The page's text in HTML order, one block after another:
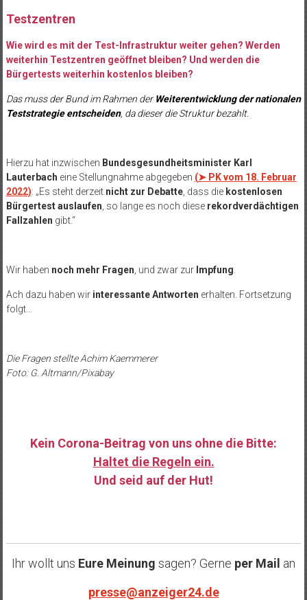
Testzentren
Wie wird es mit der Test-Infrastruktur weiter gehen? Werden
weiterhin Testzentren geöffnet bleiben? Und werden die
Bürgertests weiterhin kostenlos bleiben?
Das muss der Bund im Rahmen derWeiterentwicklung der nationalen
Teststrategie entscheiden, da dieser die Struktur bezahlt.
Hierzu hat inzwischen Bundesgesundheitsminister Karl
Lauterbach eine Stellungnahme abgegeben (➤ PK vom 18. Februar
2022): „Es steht derzeit nicht zur Debatte, dass die kostenlosen
Bürgertest auslaufen , so lange es noch diese rekordverdächtigen
Fallzahlen gibt.“
Wir haben noch mehr Fragen , und zwar zur Impfung
Ach dazu haben wir interessante Antworten erhalten. Fortsetzung
folgt…
Die Fragen stellte Achim Kaemmerer
Foto: G. Altmann/Pixabay
Kein Corona-Beitrag von uns ohne die Bitte:
Haltet die Regeln ein.
Und seid auf der Hut!
Ihr wollt uns Eure Meinung sagen? Gerne per Mail an
presse@anzeiger24.de